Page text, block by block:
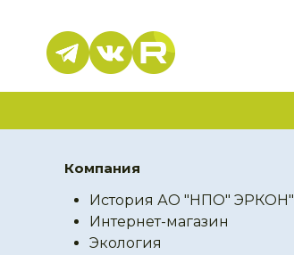
Компания
История АО "НПО" ЭРКОН"
Интернет-магазин
Экология